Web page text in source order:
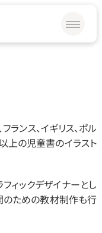
ランス、イギリス、ポル
上の児童書のイラスト
ィックデザイナーとし
のための教材制作も行